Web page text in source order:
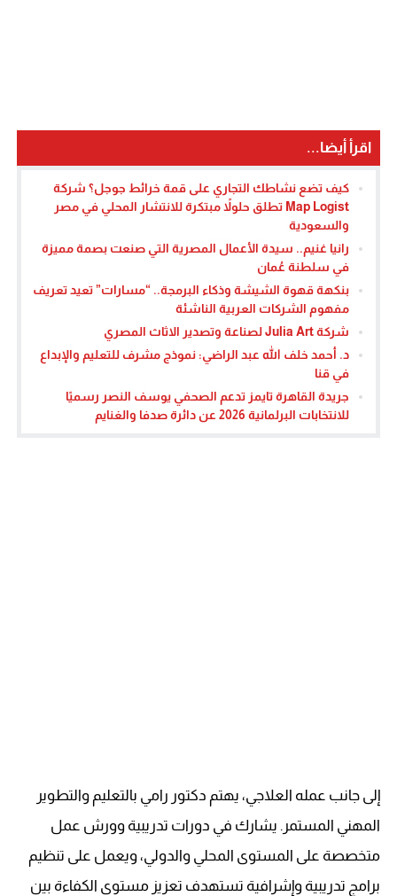
اقرأ أيضا...
كيف تضع نشاطك التجاري على قمة خرائط جوجل؟ شركة
Map Logist تطلق حلولاً مبتكرة للانتشار المحلي في مصر
والسعودية
رانيا غنيم.. سيدة الأعمال المصرية التي صنعت بصمة مميزة
في سلطنة عُمان
بنكهة قهوة الشيشة وذكاء البرمجة.. “مسارات” تعيد تعريف
مفهوم الشركات العربية الناشئة
شركة Julia Art لصناعة وتصدير الاثاث المصري
د. أحمد خلف الله عبد الراضي: نموذج مشرف للتعليم والإبداع
في قنا
جريدة القاهرة تايمز تدعم الصحفي يوسف النصر رسميًا
للانتخابات البرلمانية 2026 عن دائرة صدفا والغنايم
إلى جانب عمله العلاجي، يهتم دكتور رامي بالتعليم والتطوير
المهني المستمر. يشارك في دورات تدريبية وورش عمل
متخصصة على المستوى المحلي والدولي، ويعمل على تنظيم
برامج تدريبية وإشرافية تستهدف تعزيز مستوى الكفاءة بين